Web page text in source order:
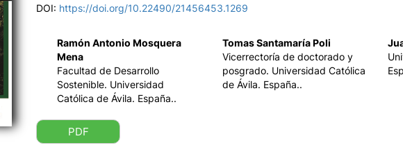
DOI: https://doi.org/10.22490/21456453.1269
Ramón Antonio Mosquera
Mena
Facultad de Desarrollo
Sostenible. Universidad
Católica de Ávila. España..
Tomas Santamaría Poli
Vicerrectoría de doctorado y
posgrado. Universidad Católica
de Ávila. España..
PDF